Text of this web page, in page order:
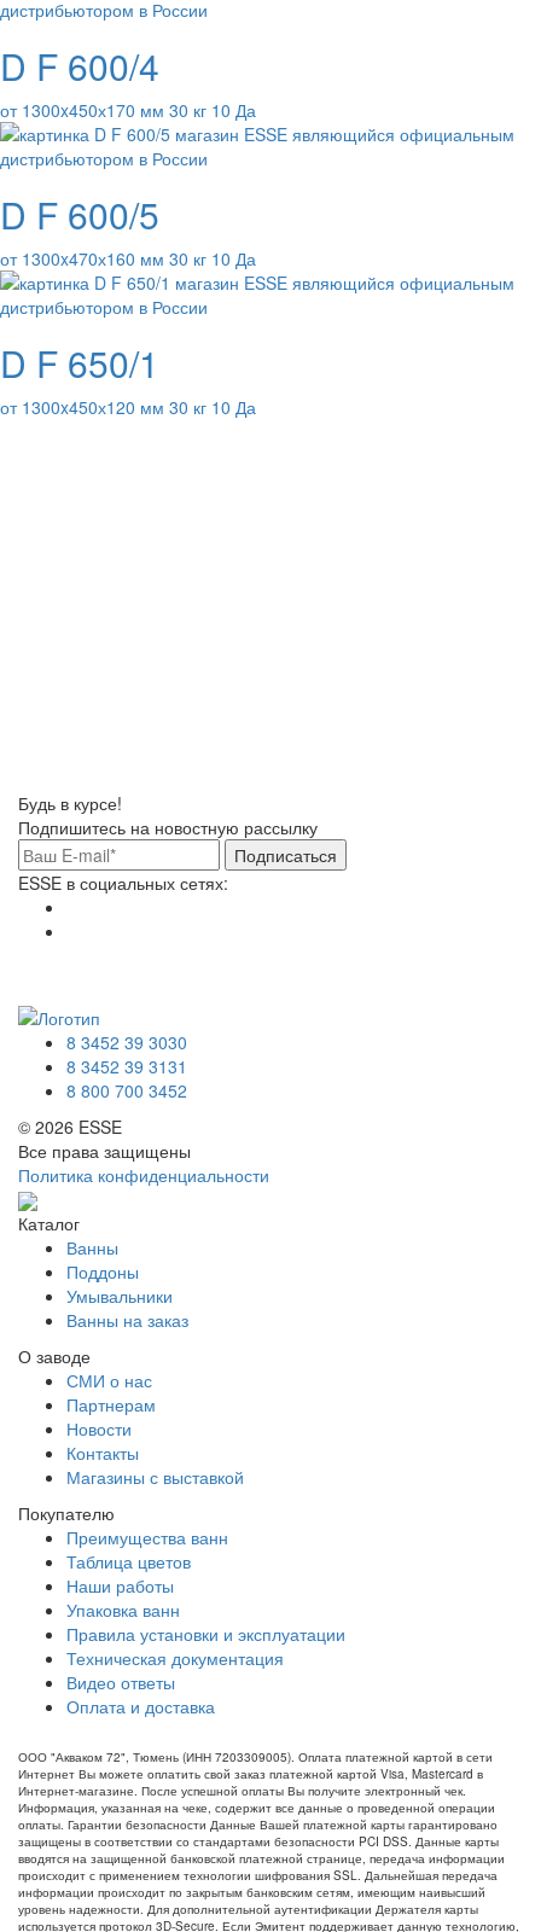
D F 600/4
от 1300x450х170 мм 30 кг 10 Да
D F 600/5
от 1300x470х160 мм 30 кг 10 Да
D F 650/1
от 1300x450х120 мм 30 кг 10 Да
Будь в курсе!
Подпишитесь на новостную рассылку
Подписаться
ESSE в социальных сетях:
8 3452 39 3030
8 3452 39 3131
8 800 700 3452
© 2026 ESSE
Все права защищены
Политика конфиденциальности
Каталог
Ванны
Поддоны
Умывальники
Ванны на заказ
О заводе
СМИ о нас
Партнерам
Новости
Контакты
Магазины с выставкой
Покупателю
Преимущества ванн
Таблица цветов
Наши работы
Упаковка ванн
Правила установки и эксплуатации
Техническая документация
Видео ответы
Оплата и доставка
ООО "Акваком 72", Тюмень (ИНН 7203309005). Оплата платежной картой в сети
Интернет Вы можете оплатить свой заказ платежной картой Visa, Mastercard в
Интернет-магазине. После успешной оплаты Вы получите электронный чек.
Информация, указанная на чеке, содержит все данные о проведенной операции
оплаты. Гарантии безопасности Данные Вашей платежной карты гарантировано
защищены в соответствии со стандартами безопасности PCI DSS. Данные карты
вводятся на защищенной банковской платежной странице, передача информации
происходит с применением технологии шифрования SSL. Дальнейшая передача
информации происходит по закрытым банковским сетям, имеющим наивысший
уровень надежности. Для дополнительной аутентификации Держателя карты
используется протокол 3D-Secure. Если Эмитент поддерживает данную технологию,